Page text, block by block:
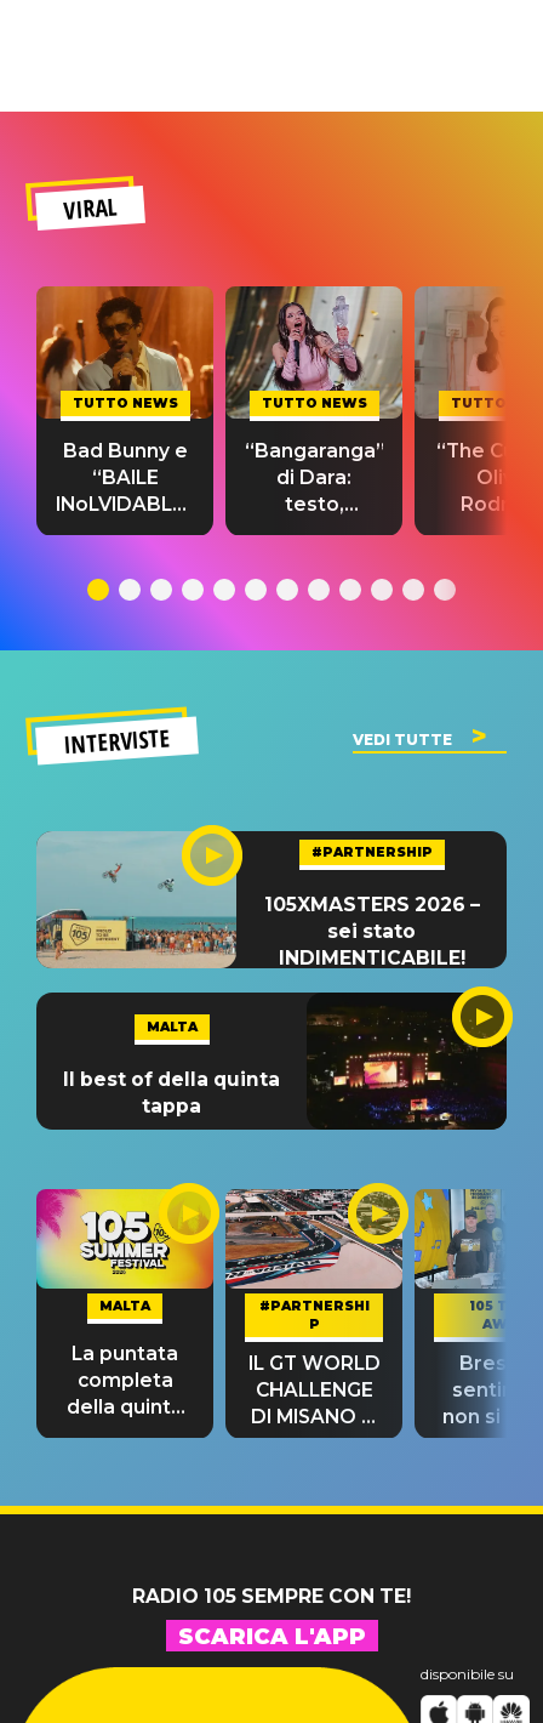
VIRAL
TUTTO NEWS
Bad Bunny e
“BAILE
INoLVIDABLE”:
testo,
significato
TUTTO NEWS
“Bangaranga”
di Dara:
testo,
traduzione e
del singolo
TUTTO
“The
Olivia
testo,
INTERVISTE VEDI TUTTE
#PARTNERSHIP
105XMASTERS 2026 –
sei stato
INDIMENTICABILE!
MALTA
Il best of della quinta
tappa
MALTA
La puntata
completa
della quinta
tappa
#PARTNERSHI
P
IL GT WORLD
CHALLENGE
DI MISANO si
riconferma
105 TAKE
AWAY
Bresh:
non si
fino alla
RADIO 105 SEMPRE CON TE!
SCARICA L'APP
disponibile su